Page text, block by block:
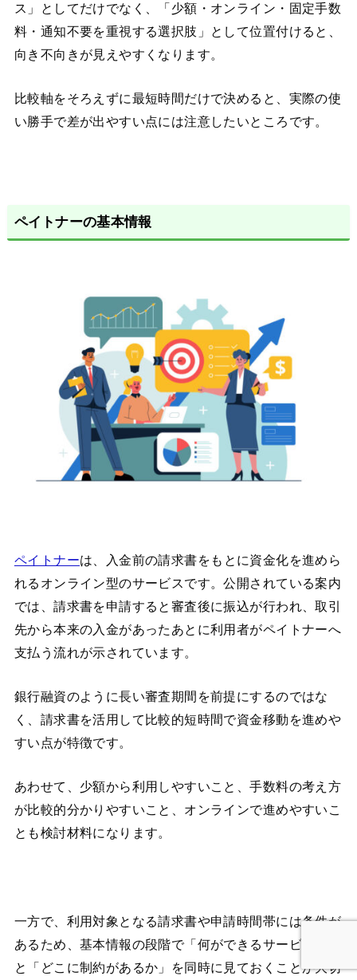
ス」としてだけでなく、「少額・オンライン・固定手数
料・通知不要を重視する選択肢」として位置付けると、
向き不向きが見えやすくなります。
比較軸をそろえずに最短時間だけで決めると、実際の使
い勝手で差が出やすい点には注意したいところです。
ペイトナーの基本情報
ペイトナーは、入金前の請求書をもとに資金化を進めら
れるオンライン型のサービスです。公開されている案内
では、請求書を申請すると審査後に振込が行われ、取引
先から本来の入金があったあとに利用者がペイトナーへ
支払う流れが示されています。
銀行融資のように長い審査期間を前提にするのではな
く、請求書を活用して比較的短時間で資金移動を進めや
すい点が特徴です。
あわせて、少額から利用しやすいこと、手数料の考え方
が比較的分かりやすいこと、オンラインで進めやすいこ
とも検討材料になります。
一方で、利用対象となる請求書や申請時間帯には条件が
あるため、基本情報の段階で「何ができるサービスか」
と「どこに制約があるか」を同時に見ておくことが大切